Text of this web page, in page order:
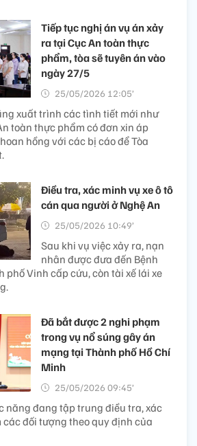
Tiếp tục nghị án vụ án xảy
ra tại Cục An toàn thực
phẩm, tòa sẽ tuyên án vào
ngày 27/5
25/05/2026 12:05’
xuất trình các tình tiết mới như
toàn thực phẩm có đơn xin áp
hồng với các bị cáo để Tòa
Điều tra, xác minh vụ xe ô tô
cán qua người ở Nghệ An
25/05/2026 10:49’
Sau khi vụ việc xảy ra, nạn
nhân được đưa đến Bệnh
phố Vinh cấp cứu, còn tài xế lái xe
Đã bắt được 2 nghi phạm
trong vụ nổ súng gây án
mạng tại Thành phố Hồ Chí
Minh
25/05/2026 09:45’
năng đang tập trung điều tra, xác
các đối tượng theo quy định của